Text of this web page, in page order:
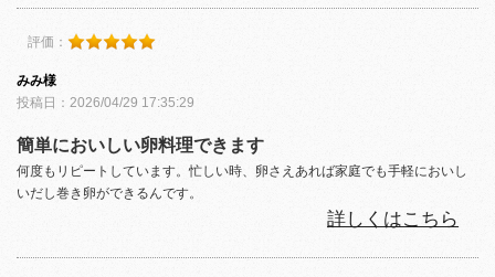
評価：
みみ様
投稿日：2026/04/29 17:35:29
簡単においしい卵料理できます
何度もリピートしています。忙しい時、卵さえあれば家庭でも手軽においし
いだし巻き卵ができるんです。
詳しくはこちら